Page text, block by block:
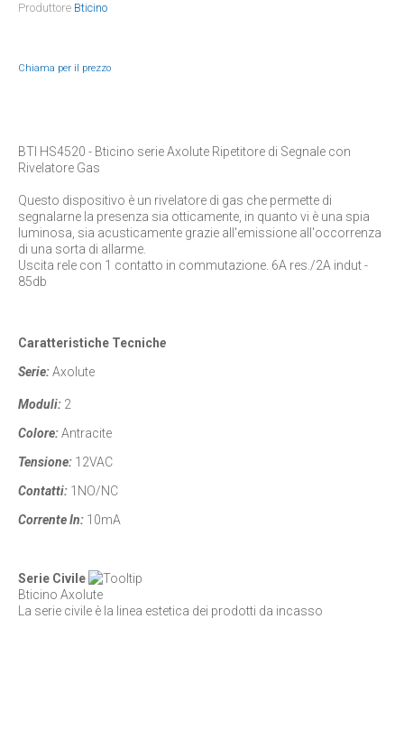
Produttore Bticino
Chiama per il prezzo
BTI HS4520 - Bticino serie Axolute Ripetitore di Segnale con
Rivelatore Gas
Questo dispositivo è un rivelatore di gas che permette di
segnalarne la presenza sia otticamente, in quanto vi è una spia
luminosa, sia acusticamente grazie all'emissione all'occorrenza
di una sorta di allarme.
Uscita rele con 1 contatto in commutazione. 6A res./2A indut -
85db
Caratteristiche Tecniche
Serie:Axolute
Moduli: 2
Colore:Antracite
Tensione: 12VAC
Contatti: 1NO/NC
Corrente In: 10mA
Serie Civile
Bticino Axolute
La serie civile è la linea estetica dei prodotti da incasso